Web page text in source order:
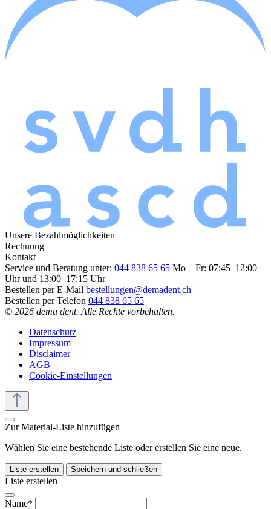
Unsere Bezahlmöglichkeiten
Rechnung
Kontakt
Service und Beratung unter: 044 838 65 65 Mo – Fr: 07:45–12:00
Uhr und 13:00–17:15 Uhr
Bestellen per E-Mail bestellungen@demadent.ch
Bestellen per Telefon 044 838 65 65
© 2026 dema dent. Alle Rechte vorbehalten.
Datenschutz
Impressum
Disclaimer
AGB
Cookie-Einstellungen
Zur Material-Liste hinzufügen
Wählen Sie eine bestehende Liste oder erstellen Sie eine neue.
Liste erstellen Speichern und schließen
Liste erstellen
Name*